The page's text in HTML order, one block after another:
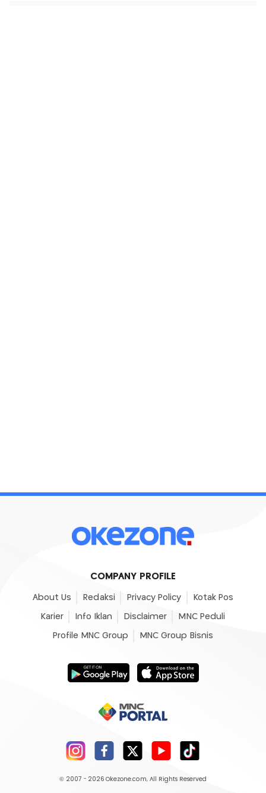
COMPANY PROFILE
About Us Redaksi Privacy Policy Kotak Pos
Karier Info Iklan Disclaimer MNC Peduli
Profile MNC Group MNC Group Bisnis
© 2007 - 2026 Okezone.com, All Rights Reserved